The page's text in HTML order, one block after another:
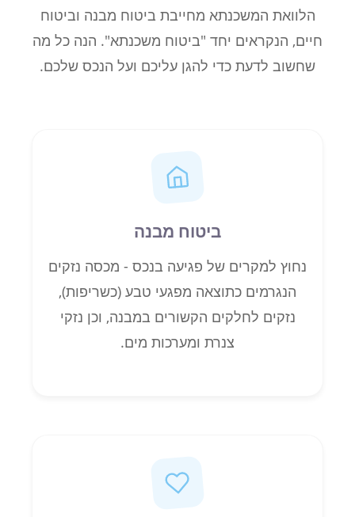
הלוואת המשכנתא מחייבת ביטוח מבנה וביטוח
חיים, הנקראים יחד "ביטוח משכנתא". הנה כל מה
שחשוב לדעת כדי להגן עליכם ועל הנכס שלכם.
ביטוח מבנה
נחוץ למקרים של פגיעה בנכס - מכסה נזקים
הנגרמים כתוצאה מפגעי טבע (כשריפות),
נזקים לחלקים הקשורים במבנה, וכן נזקי
צנרת ומערכות מים.